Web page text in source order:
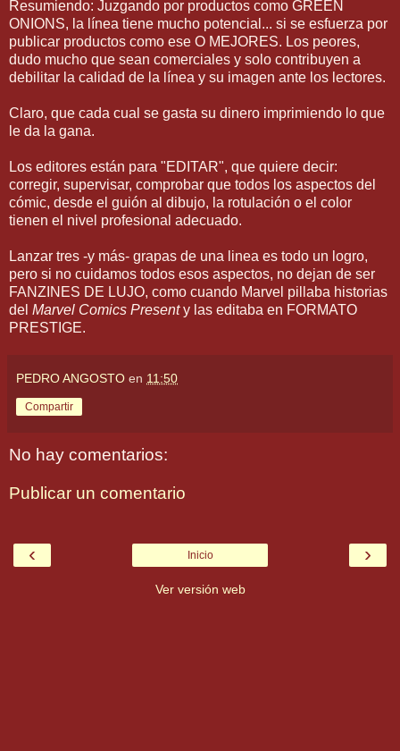
Resumiendo: Juzgando por productos como GREEN
ONIONS, la línea tiene mucho potencial... si se esfuerza por
publicar productos como ese O MEJORES. Los peores,
dudo mucho que sean comerciales y solo contribuyen a
debilitar la calidad de la línea y su imagen ante los lectores.
Claro, que cada cual se gasta su dinero imprimiendo lo que
le da la gana.
Los editores están para "EDITAR", que quiere decir:
corregir, supervisar, comprobar que todos los aspectos del
cómic, desde el guión al dibujo, la rotulación o el color
tienen el nivel profesional adecuado.
Lanzar tres -y más- grapas de una linea es todo un logro,
pero si no cuidamos todos esos aspectos, no dejan de ser
FANZINES DE LUJO, como cuando Marvel pillaba historias
del Marvel Comics Presenty las editaba en FORMATO
PRESTIGE.
PEDRO ANGOSTO en 11:50
Compartir
No hay comentarios:
Publicar un comentario
‹ ›
Inicio
Ver versión web